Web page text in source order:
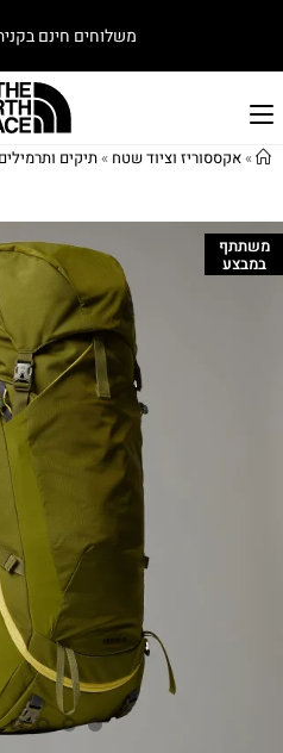
משלוחים חינם בקניה מעל
»אקססוריז וציוד שטח »תיקים ותרמילים
משתתף
במבצע